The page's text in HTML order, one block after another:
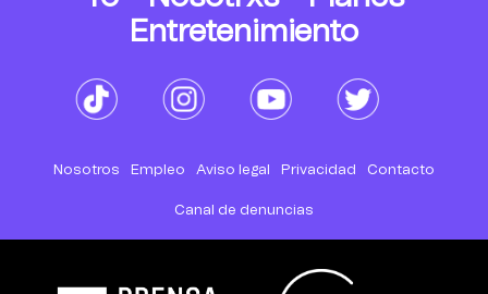
Entretenimiento
Nosotros Empleo Aviso legal Privacidad Contacto
Canal de denuncias